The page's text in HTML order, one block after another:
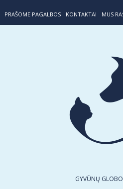
PRAŠOME PAGALBOS KONTAKTAI MUS
GYVŪNŲ